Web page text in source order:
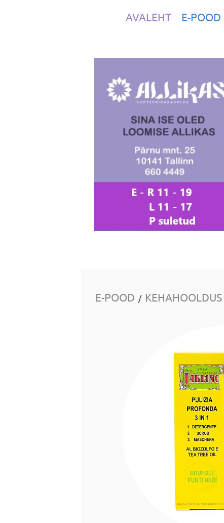
AVALEHT E-POOD
E-POOD / KEHAHOOLDUS